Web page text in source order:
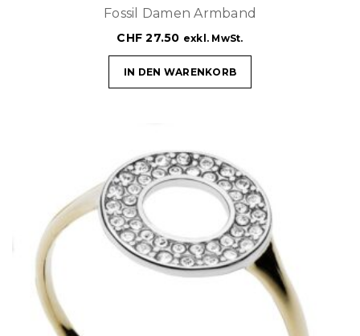
Fossil Damen Armband
CHF 27.50 exkl. MwSt.
IN DEN WARENKORB